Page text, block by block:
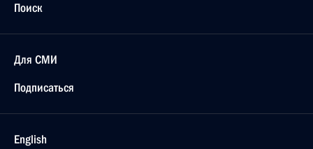
Поиск
Для СМИ
Подписаться
English